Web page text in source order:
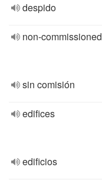
despido
non-commissioned
sin comisión
edifices
edificios